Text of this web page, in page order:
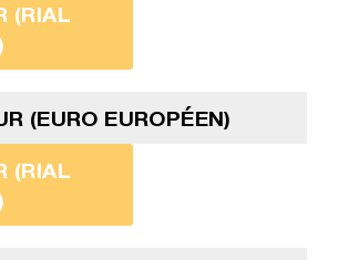
(RIAL
(EURO EUROPÉEN)
(RIAL